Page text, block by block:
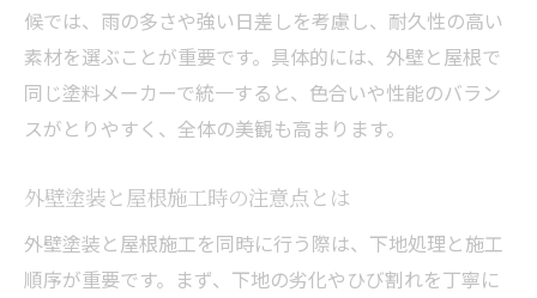
候では、雨の多さや強い日差しを考慮し、耐久性の高い
素材を選ぶことが重要です。具体的には、外壁と屋根で
同じ塗料メーカーで統一すると、色合いや性能のバラン
スがとりやすく、全体の美観も高まります。
外壁塗装と屋根施工時の注意点とは
外壁塗装と屋根施工を同時に行う際は、下地処理と施工
順序が重要です。まず、下地の劣化やひび割れを丁寧に